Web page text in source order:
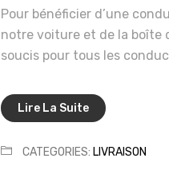
Pour bénéficier d’une
notre voiture et de la boîte
soucis pour tous les
Lire La Suite
CATEGORIES: LIVRAISON